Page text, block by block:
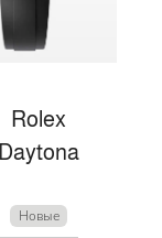
Rolex
Daytona
Новые